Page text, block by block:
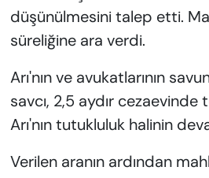
düşünülmesini talep etti.
süreliğine ara verdi.
Arı'nın ve avukatlarının
savcı, 2,5 aydır cezaevinde
Arı'nın tutukluluk halinin
Verilen aranın ardından